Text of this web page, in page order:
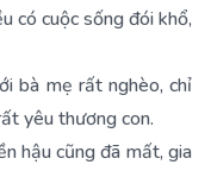
có cuộc sống đói khổ,
bà mẹ rất nghèo, chỉ
yêu thương con.
hậu cũng đã mất, gia